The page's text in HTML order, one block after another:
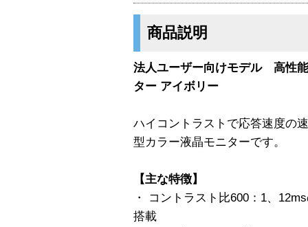
商品説明
法人ユーザー向けモデル 高性
ター アイボリー
ハイコントラストで応答速度の
型カラー液晶モニターです。
【主な特徴】
・ コントラスト比600：1、
搭載